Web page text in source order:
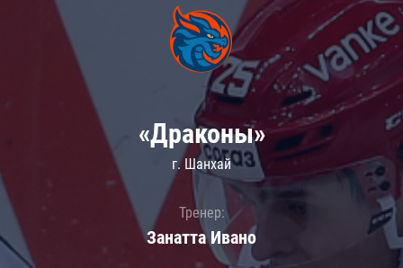
«Драконы»
г. Шанхай
Тренер:
Занатта Иванo